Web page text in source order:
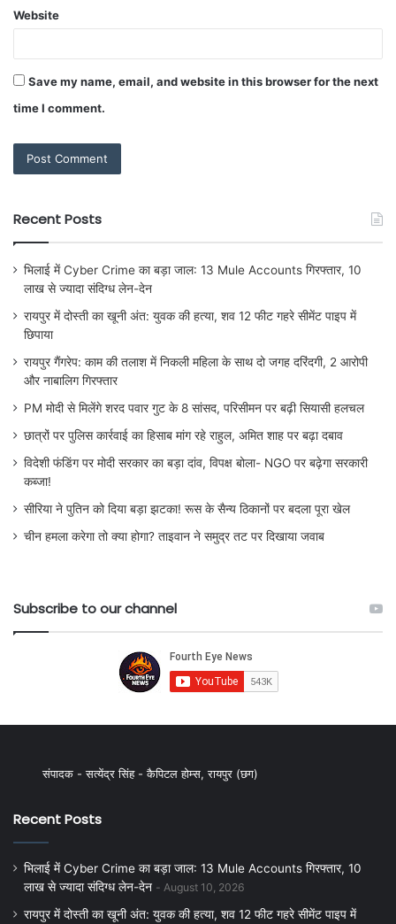
Website
Save my name, email, and website in this browser for the next
time I comment.
Recent Posts
भिलाई में Cyber Crime का बड़ा जाल: 13 Mule Accounts गिरफ्तार, 10
लाख से ज्यादा संदिग्ध लेन-देन
रायपुर में दोस्ती का खूनी अंत: युवक की हत्या, शव 12 फीट गहरे सीमेंट पाइप में
छिपाया
रायपुर गैंगरेप: काम की तलाश में निकली महिला के साथ दो जगह दरिंदगी, 2 आरोपी
और नाबालिग गिरफ्तार
PM मोदी से मिलेंगे शरद पवार गुट के 8 सांसद, परिसीमन पर बढ़ी सियासी हलचल
छात्रों पर पुलिस कार्रवाई का हिसाब मांग रहे राहुल, अमित शाह पर बढ़ा दबाव
विदेशी फंडिंग पर मोदी सरकार का बड़ा दांव, विपक्ष बोला- NGO पर बढ़ेगा सरकारी
कब्जा!
सीरिया ने पुतिन को दिया बड़ा झटका! रूस के सैन्य ठिकानों पर बदला पूरा खेल
चीन हमला करेगा तो क्या होगा? ताइवान ने समुद्र तट पर दिखाया जवाब
Subscribe to our channel
संपादक - सत्येंद्र सिंह - कैपिटल होम्स, रायपुर (छग)
Recent Posts
भिलाई में Cyber Crime का बड़ा जाल: 13 Mule Accounts गिरफ्तार, 10
लाख से ज्यादा संदिग्ध लेन-देन
August 10, 2026
रायपुर में दोस्ती का खूनी अंत: युवक की हत्या, शव 12 फीट गहरे सीमेंट पाइप में